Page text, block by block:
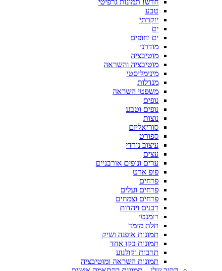
טבע
יוקרתי
ים
ים וחופים
מודרני
מוטיבציה
מוטיבציה והשראה
מינימליסטי
מנדלות
משפטי השראה
נופים
נופים וטבע
נוצות
סוריאליזם
ספורט
עיצוב נורדי
עצים
ערים ונופים אורבניים
פופ ארט
פרחים
פרחים ועלים
פרחים וצמחים
רבנים ויהדות
רומנטי
תלת מימד
תמונות אופנה ושיק
תמונות בקו אחד
תרבות וקולנוע
תמונות השראה ומוטיבציה